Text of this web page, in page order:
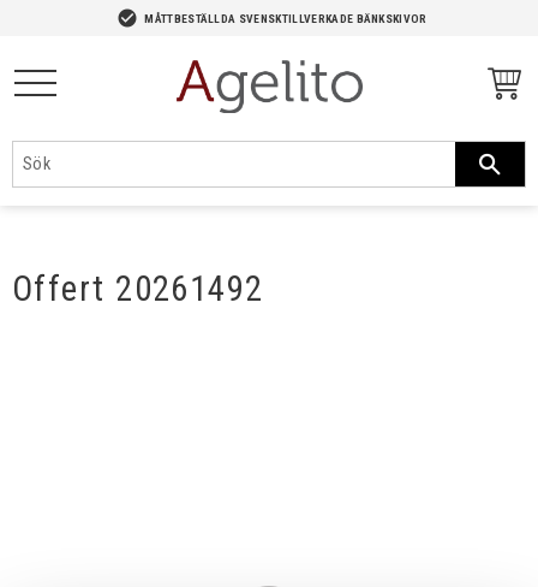
check_circle MÅTTBESTÄLLDA SVENSKTILLVERKADE BÄNKSKIVOR
Offert 20261492